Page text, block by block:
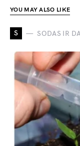
YOU MAY ALSO LIKE
S SODAS IR